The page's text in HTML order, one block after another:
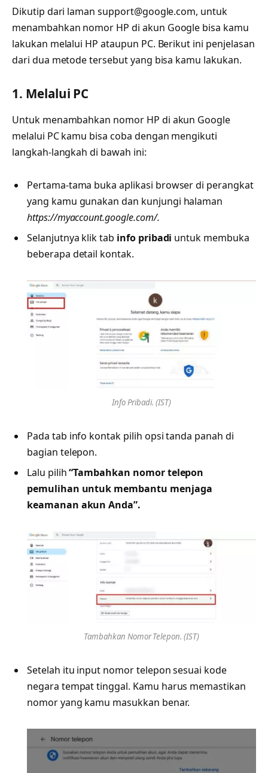
Dikutip dari lamansupport@google.com, untuk
menambahkan nomor HP di akun Google bisa kamu
lakukan melalui HP ataupun PC. Berikut ini penjelasan
dari dua metode tersebut yang bisa kamu lakukan.
1. Melalui PC
Untuk menambahkan nomor HP di akun Google
melalui PC kamu bisa coba dengan mengikuti
langkah-langkah di bawah ini:
Pertama-tama buka aplikasi browser di perangkat
yang kamu gunakan dan kunjungi halaman
https://myaccount.google.com/.
Selanjutnya klik tab info pribadi untuk membuka
beberapa detail kontak.
Info Pribadi. (IST)
Pada tab info kontak pilih opsi tanda panah di
bagian telepon.
Lalu pilih“Tambahkan nomor telepon
pemulihan untuk membantu menjaga
keamanan akun Anda”.
Tambahkan Nomor Telepon. (IST)
Setelah itu input nomor telepon sesuai kode
negara tempat tinggal. Kamu harus memastikan
nomor yang kamu masukkan benar.